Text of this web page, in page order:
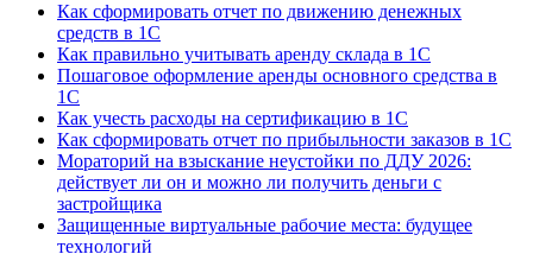
Как сформировать отчет по движению денежных
средств в 1С
Как правильно учитывать аренду склада в 1С
Пошаговое оформление аренды основного средства в
1С
Как учесть расходы на сертификацию в 1С
Как сформировать отчет по прибыльности заказов в 1С
Мораторий на взыскание неустойки по ДДУ 2026:
действует ли он и можно ли получить деньги с
застройщика
Защищенные виртуальные рабочие места: будущее
технологий